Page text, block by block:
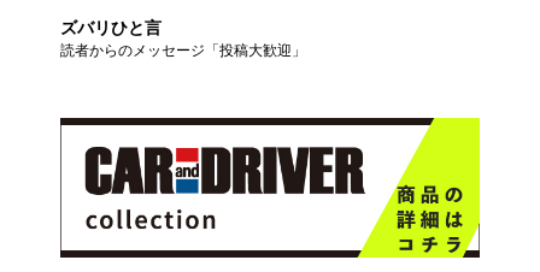
ズバリひと言
読者からのメッセージ「投稿大歓迎」